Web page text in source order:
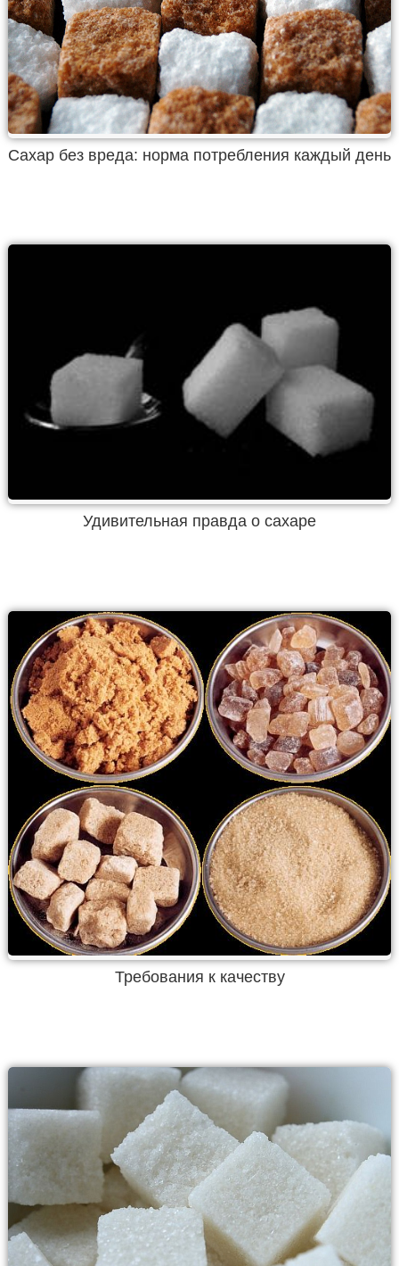
Сахар без вреда: норма потребления каждый день
Удивительная правда о сахаре
Требования к качеству